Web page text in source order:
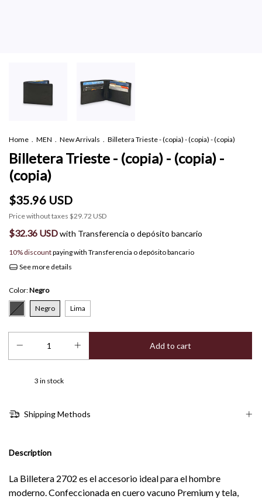
Home . MEN . New Arrivals . Billetera Trieste - (copia) - (copia) - (copia)
Billetera Trieste - (copia) - (copia) -
(copia)
$35.96 USD
Price without taxes $29.72 USD
$32.36 USDwith Transferencia o depósito bancario
10% discountpaying with Transferencia o depósito bancario
See more details
Color:Negro
Negro Lima
3 in stock
Shipping Methods
Description
La Billetera 2702 es el accesorio ideal para el hombre
moderno.Confeccionada en cuero vacuno Premium y tela,